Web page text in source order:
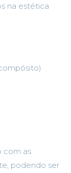
na estética
com as
podendo ser